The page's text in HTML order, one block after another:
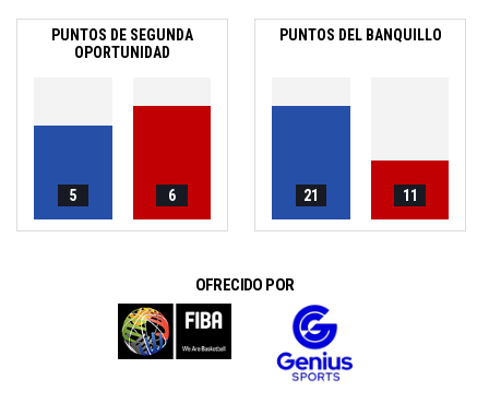
PUNTOS DE SEGUNDA
OPORTUNIDAD
5 6
PUNTOS DEL BANQUILLO
21 11
OFRECIDO POR